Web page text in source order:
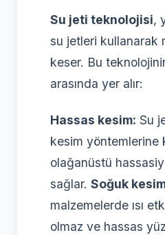
Su jeti teknolojisi,
su jetleri kullanarak
keser. Bu
arasında yer alır:
Hassas kesim: Su
kesim yöntemlerine
olağanüstü
sağlar. Soğuk
malzemelerde ısı
olmaz ve hassas